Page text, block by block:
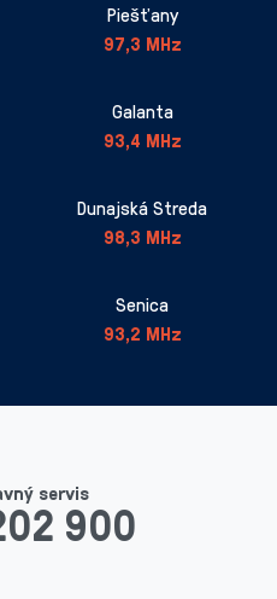
Piešťany
97,3 MHz
Galanta
93,4 MHz
Dunajská Streda
98,3 MHz
Senica
93,2 MHz
servis
900